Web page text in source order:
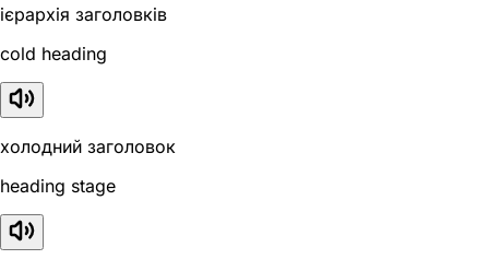
ієрархія заголовків
cold heading
холодний заголовок
heading stage